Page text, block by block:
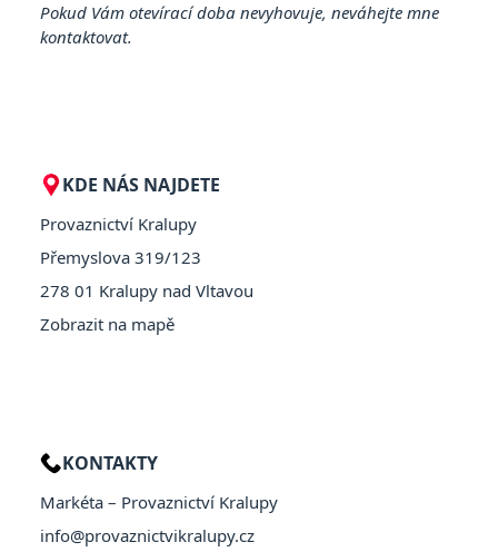
Pokud Vám otevírací doba nevyhovuje, neváhejte mne
kontaktovat.
KDE NÁS NAJDETE
Provaznictví Kralupy
Přemyslova 319/123
278 01 Kralupy nad Vltavou
Zobrazit na mapě
KONTAKTY
Markéta – Provaznictví Kralupy
info@provaznictvikralupy.cz